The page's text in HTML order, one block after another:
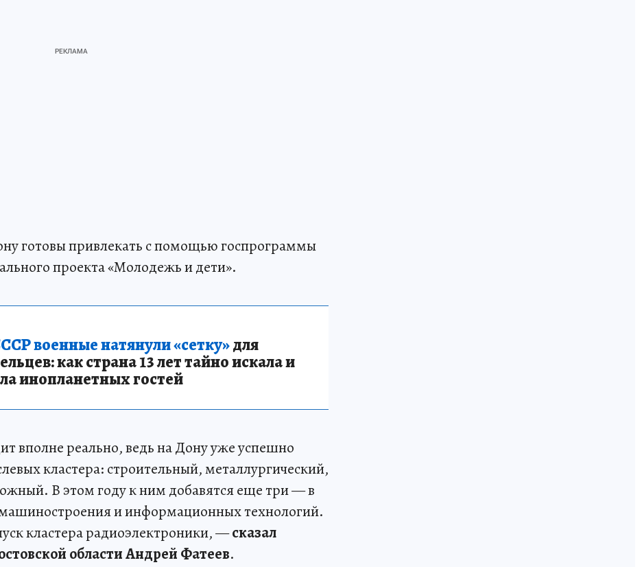
готовы привлекать с помощью госпрограммы
проекта «Молодежь и дети».
военные натянули «сетку»для
как страна 13 лет тайно искала и
инопланетных гостей
вполне реально, ведь на Дону уже успешно
кластера: строительный, металлургический,
В этом году к ним добавятся еще три — в
машиностроения и информационных технологий.
кластера радиоэлектроники, —сказал
области Андрей Фатеев.